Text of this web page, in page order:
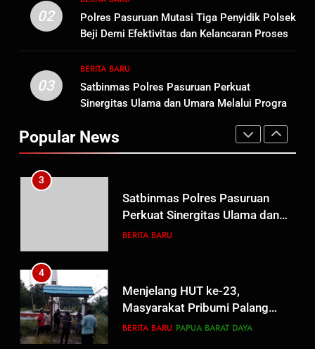
02
Polres Pasuruan Mutasi Tiga Penyidik Polsek
Beji Demi Efektivitas dan Kelancaran Proses
Penyidikan
03
BERITA BARU
Satbinmas Polres Pasuruan Perkuat
Sinergitas Ulama dan Umara Melalui Program
Popular News
Sambut HUT ke-81
Kemerdekaan RI, IAD
“Hadiah Guru Mengabdi”: 100
Beasiswa Pascasarjana bagi
Guru Non-ASN sebagai
BERITA BARU
2
Polres Pasuruan Mutasi Tiga
Penyidik Polsek Beji Demi
Efektivitas dan Kelancaran
Proses Penyidikan
3
Satbinmas Polres Pasuruan
Perkuat Sinergitas Ulama dan
Umara Melalui Program Rabu
BERITA BARU
4
Menjelang HUT ke-23,
Masyarakat Pribumi Palang
Tugu Sejarah Trikora
BERITA BARU PAPUA BARAT DAYA